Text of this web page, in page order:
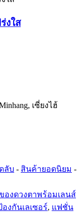
งใส
เซี่ยงไฮ้
ลับ - สินค้ายอดนิยม -
องดวงตาพร้อมเลนส์
งกันเลเซอร์, แฟชั่น